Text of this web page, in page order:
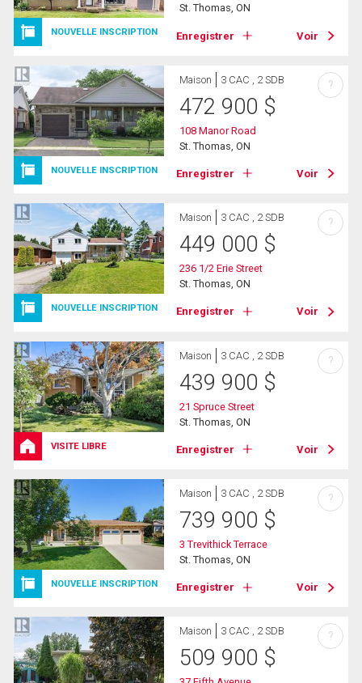
NOUVELLE INSCRIPTION
St. Thomas, ON
Enregistrer Voir
NOUVELLE INSCRIPTION
Maison 3 CAC , 2 SDB
472 900 $
108 Manor Road
St. Thomas, ON
Enregistrer Voir
?
NOUVELLE INSCRIPTION
Maison 3 CAC , 2 SDB
449 000 $
236 1/2 Erie Street
St. Thomas, ON
Enregistrer Voir
?
VISITE LIBRE
Maison 3 CAC , 2 SDB
439 900 $
21 Spruce Street
St. Thomas, ON
Enregistrer Voir
?
NOUVELLE INSCRIPTION
Maison 3 CAC , 2 SDB
739 900 $
3 Trevithick Terrace
St. Thomas, ON
Enregistrer Voir
?
Maison 3 CAC , 2 SDB
509 900 $
?